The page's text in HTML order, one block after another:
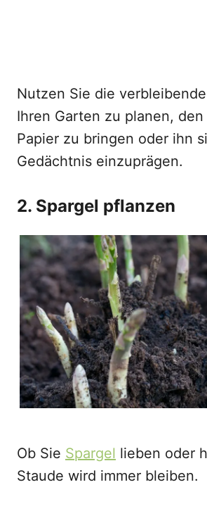
Nutzen Sie die
Ihren Garten zu planen,
Papier zu bringen oder ihn
Gedächtnis einzuprägen.
2. Spargel pflanzen
Ob Sie Spargel lieben oder
Staude wird immer bleiben.